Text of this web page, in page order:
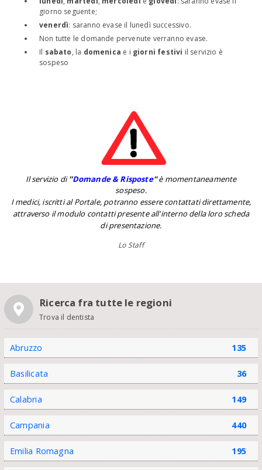
giorno seguente;
venerdì: saranno evase il lunedì successivo.
Non tutte le domande pervenute verranno evase.
Il sabato, la domenica e i giorni festivi il servizio è
sospeso
Il servizio di''Domande & Risposte''è momentaneamente
sospeso.
I medici, iscritti al Portale, potranno essere contattati direttamente,
attraverso il modulo contatti presente all'interno della loro scheda
di presentazione.
Lo Staff
Ricerca fra tutte le regioni
Trova il dentista
Abruzzo 135
Basilicata 36
Calabria 149
Campania 440
Emilia Romagna 195